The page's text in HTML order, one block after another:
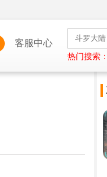
客服中心
热门搜索：